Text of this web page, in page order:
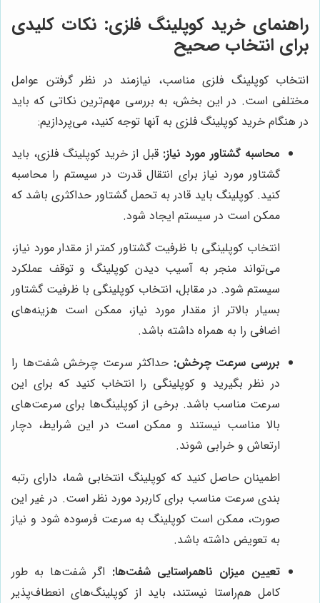
راهنمای خرید کوپلینگ فلزی: نکات کلیدی
برای انتخاب صحیح
انتخاب کوپلینگ فلزی مناسب، نیازمند در نظر گرفتن عوامل
مختلفی است. در این بخش، به بررسی مهم‌ترین نکاتی که باید
در هنگام خرید کوپلینگ فلزی به آنها توجه کنید، می‌پردازیم:
محاسبه گشتاور مورد نیاز: قبل از خرید کوپلینگ فلزی، باید
گشتاور مورد نیاز برای انتقال قدرت در سیستم را محاسبه
کنید. کوپلینگ باید قادر به تحمل گشتاور حداکثری باشد که
ممکن است در سیستم ایجاد شود.
انتخاب کوپلینگی با ظرفیت گشتاور کمتر از مقدار مورد نیاز،
می‌تواند منجر به آسیب دیدن کوپلینگ و توقف عملکرد
سیستم شود. در مقابل، انتخاب کوپلینگی با ظرفیت گشتاور
بسیار بالاتر از مقدار مورد نیاز، ممکن است هزینه‌های
اضافی را به همراه داشته باشد.
بررسی سرعت چرخش: حداکثر سرعت چرخش شفت‌ها را
در نظر بگیرید و کوپلینگی را انتخاب کنید که برای این
سرعت مناسب باشد. برخی از کوپلینگ‌ها برای سرعت‌های
بالا مناسب نیستند و ممکن است در این شرایط، دچار
ارتعاش و خرابی شوند.
اطمینان حاصل کنید که کوپلینگ انتخابی شما، دارای رتبه
بندی سرعت مناسب برای کاربرد مورد نظر است. در غیر این
صورت، ممکن است کوپلینگ به سرعت فرسوده شود و نیاز
به تعویض داشته باشد.
تعیین میزان ناهمراستایی شفت‌ها: اگر شفت‌ها به طور
کامل هم‌راستا نیستند، باید از کوپلینگ‌های انعطاف‌پذیر